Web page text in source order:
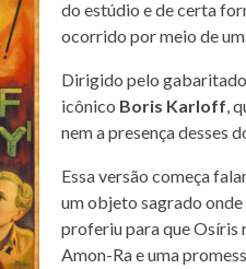
do estúdio e de certa
ocorrido por meio de
Dirigido pelo gabaritado
icônico Boris Karloff,
nem a presença desses
Essa versão começa
um objeto sagrado onde
proferiu para que Osíris
Amon-Ra e uma